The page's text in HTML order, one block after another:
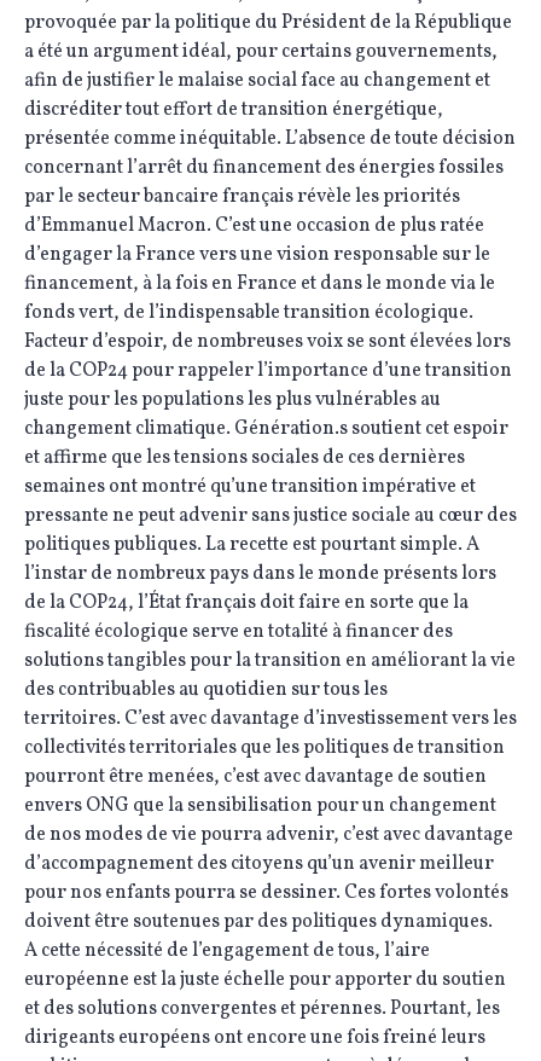
provoquée par la politique du Président de la République
a été un argument idéal, pour certains gouvernements,
afin de justifier le malaise social face au changement et
discréditer tout effort de transition énergétique,
présentée comme inéquitable. L’absence de toute décision
concernant l’arrêt du financement des énergies fossiles
par le secteur bancaire français révèle les priorités
d’Emmanuel Macron. C’est une occasion de plus ratée
d’engager la France vers une vision responsable sur le
financement, à la fois en France et dans le monde via le
fonds vert, de l’indispensable transition écologique.
Facteur d’espoir, de nombreuses voix se sont élevées lors
de la COP24 pour rappeler l’importance d’une transition
juste pour les populations les plus vulnérables au
changement climatique. Génération.s soutient cet espoir
et affirme que les tensions sociales de ces dernières
semaines ont montré qu’une transition impérative et
pressante ne peut advenir sans justice sociale au cœur des
politiques publiques. La recette est pourtant simple. A
l’instar de nombreux pays dans le monde présents lors
de la COP24, l’État français doit faire en sorte que la
fiscalité écologique serve en totalité à financer des
solutions tangibles pour la transition en améliorant la vie
des contribuables au quotidien sur tous les
territoires. C’est avec davantage d’investissement vers les
collectivités territoriales que les politiques de transition
pourront être menées, c’est avec davantage de soutien
envers ONG que la sensibilisation pour un changement
de nos modes de vie pourra advenir, c’est avec davantage
d’accompagnement des citoyens qu’un avenir meilleur
pour nos enfants pourra se dessiner. Ces fortes volontés
doivent être soutenues par des politiques dynamiques.
A cette nécessité de l’engagement de tous, l’aire
européenne est la juste échelle pour apporter du soutien
et des solutions convergentes et pérennes. Pourtant, les
dirigeants européens ont encore une fois freiné leurs